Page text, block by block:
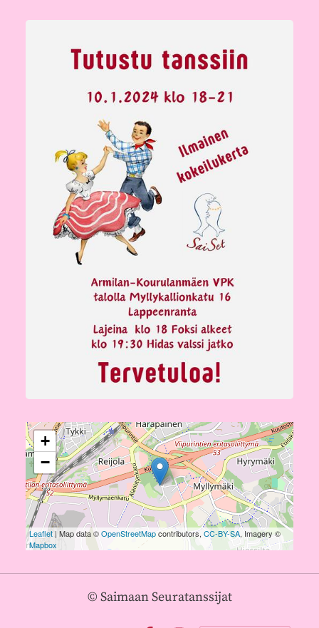
+
−
Leaflet| Map data ©OpenStreetMapcontributors, CC-BY-SA, Imagery ©
Mapbox
© Saimaan Seuratanssijat